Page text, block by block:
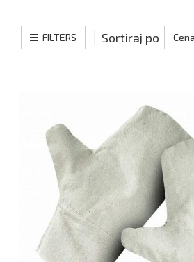
FILTERS Sortiraj po